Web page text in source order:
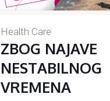
Health Care
ZBOG NAJAVE
NESTABILNOG
VREMENA